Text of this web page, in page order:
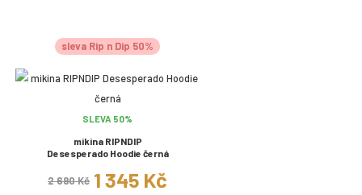
sleva Rip n Dip 50%
SLEVA 50%
mikina RIPNDIP
Desesperado Hoodie černá
2 690 Kč 1 345 Kč